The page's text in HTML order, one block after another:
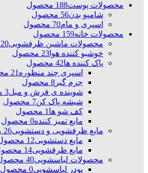
محصولات پوست188 محصول
شامپو بدن56 محصول
اسپری و مام70 محصول
محصولات خانه159 محصول
محصولات ماشین ظرفشویی20 محصول
خوشبو کننده هوا 23 محصول
پاک کننده ها42 محصول
اسپری چند منظوره21 محصول
جرم گیر 8 محصول
شوینده ی فرش و مبل3 محصول
شیشه پاک کن7 محصول
کف شو ها1 محصول
مایع تمیز کننده0 محصول
مایع ظرفشویی و دستشویی26 محصول
مایع دستشویی12 محصول
مایع ظرفشویی14 محصول
محصولات لباسشویی40 محصول
پودر لباسشویی0 محصول